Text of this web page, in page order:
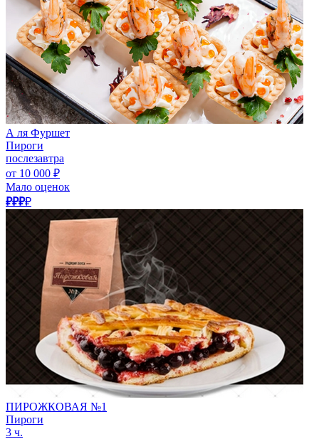
А ля Фуршет
Пироги
послезавтра
от 10 000 ₽
Мало оценок
₽₽₽₽
ПИРОЖКОВАЯ №1
Пироги
3 ч.